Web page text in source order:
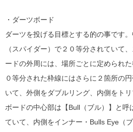
・ダーツボード
ダーツを投げる目標とする的の事です
（スパイダー）で２０等分されていて
ードの外周には、場所ごとに定められ
０等分された枠線にはさらに２箇所の
いて、外側をダブルリング、内側をトリ
ボードの中心部は【Bull（ブル）】と呼
ていて、内側をインナー・Bulls Eye（